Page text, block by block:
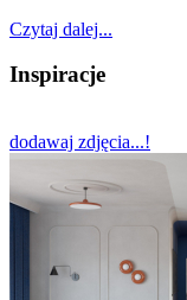
Czytaj dalej...
Inspiracje
dodawaj zdjęcia...!